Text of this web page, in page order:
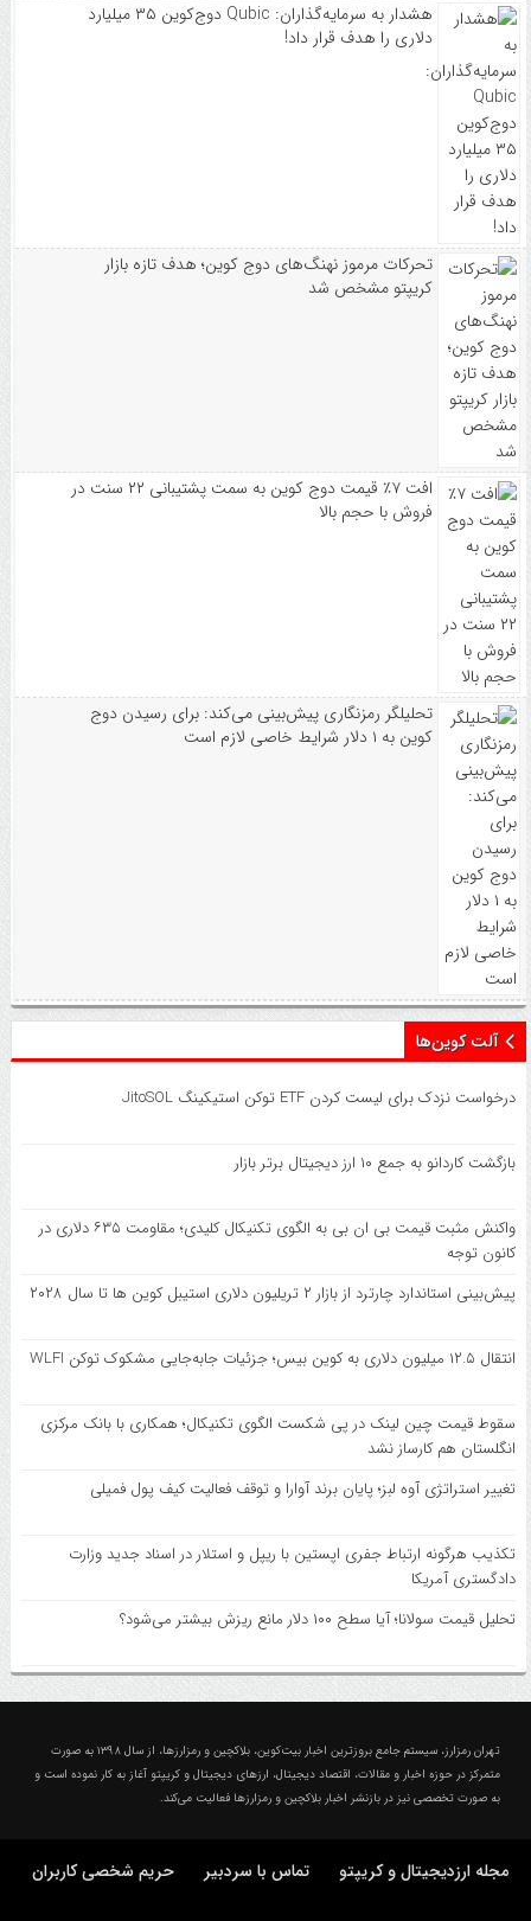
هشدار به سرمایه‌گذاران: Qubic دوج‌کوین ۳۵ میلیارد
دلاری را هدف قرار داد!
تحرکات مرموز نهنگ‌های دوج کوین؛ هدف تازه بازار
کریپتو مشخص شد
افت ۷٪ قیمت دوج کوین به سمت پشتیبانی ۲۲ سنت در
فروش با حجم بالا
تحلیلگر رمزنگاری پیش‌بینی می‌کند: برای رسیدن دوج
کوین به ۱ دلار شرایط خاصی لازم است
آلت کوین‌ها
درخواست نزدک برای لیست کردن ETF توکن استیکینگ JitoSOL
بازگشت کاردانو به جمع ۱۰ ارز دیجیتال برتر بازار
واکنش مثبت قیمت بی ان بی به الگوی تکنیکال کلیدی؛ مقاومت ۶۳۵ دلاری در
کانون توجه
پیش‌بینی استاندارد چارترد از بازار ۲ تریلیون دلاری استیبل کوین‌ ها تا سال ۲۰۲۸
انتقال ۱۲.۵ میلیون دلاری به کوین بیس؛ جزئیات جابه‌جایی مشکوک توکن WLFI
سقوط قیمت چین لینک در پی شکست الگوی تکنیکال؛ همکاری با بانک مرکزی
انگلستان هم کارساز نشد
تغییر استراتژی آوه لبز؛ پایان برند آوارا و توقف فعالیت کیف پول فمیلی
تکذیب هرگونه ارتباط جفری اپستین با ریپل و استلار در اسناد جدید وزارت
دادگستری آمریکا
تحلیل قیمت سولانا؛ آیا سطح ۱۰۰ دلار مانع ریزش بیشتر می‌شود؟
تهران رمزارز، سیستم جامع بروزترین اخبار بیت‌کوین، بلاکچین و رمزارزها، از سال ۱۳۹۸ به صورت
متمرکز در حوزه اخبار و مقالات، اقتصاد دیجیتال، ارزهای‌ دیجیتال و کریپتو آغاز به کار نموده است و
به صورت تخصصی نیز در بازنشر اخبار بلاکچین و رمزارزها فعالیت می‌کند.
مجله ارزدیجیتال و کریپتو تماس با سردبیر حریم شخصی کاربران